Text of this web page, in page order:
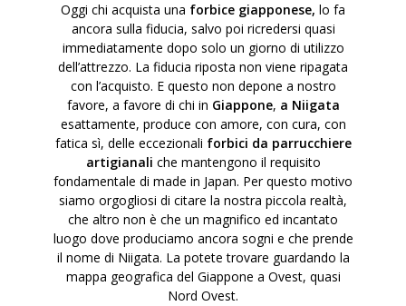
Oggi chi acquista una forbice giapponese, lo fa
ancora sulla fiducia, salvo poi ricredersi quasi
immediatamente dopo solo un giorno di utilizzo
dell’attrezzo. La fiducia riposta non viene ripagata
con l’acquisto. E questo non depone a nostro
favore, a favore di chi in Giappone, a Niigata
esattamente, produce con amore, con cura, con
fatica sì, delle eccezionali forbici da parrucchiere
artigianali che mantengono il requisito
fondamentale di made in Japan. Per questo motivo
siamo orgogliosi di citare la nostra piccola realtà,
che altro non è che un magnifico ed incantato
luogo dove produciamo ancora sogni e che prende
il nome di Niigata. La potete trovare guardando la
mappa geografica del Giappone a Ovest, quasi
Nord Ovest.